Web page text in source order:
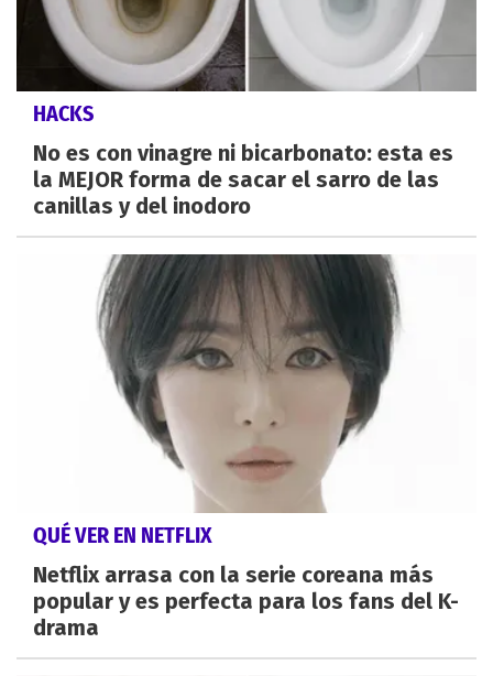
HACKS
No es con vinagre ni bicarbonato: esta es
la MEJOR forma de sacar el sarro de las
canillas y del inodoro
QUÉ VER EN NETFLIX
Netflix arrasa con la serie coreana más
popular y es perfecta para los fans del K-
drama